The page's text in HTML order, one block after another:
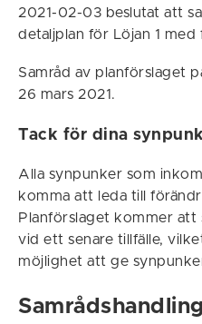
2021-02-03 beslutat att
detaljplan för Löjan 1 med
Samråd av planförslaget
26 mars 2021.
Tack för dina
Alla synpunker som
komma att leda till
Planförslaget kommer att
vid ett senare tillfälle,
möjlighet att ge